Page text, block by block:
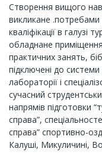
Створення вищого
викликане .потребами
кваліфікації в галузі
обладнане приміщення
практичних занять,
підключені до
лабораторії і
сучасний
напрямів підготовки
справа”,
справа” спортивно-
Калуші, Микуличині,